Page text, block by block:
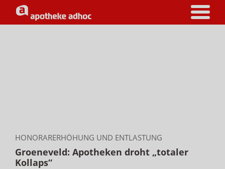
HONORARERHÖHUNG UND ENTLASTUNG
Groeneveld: Apotheken droht „totaler
Kollaps“